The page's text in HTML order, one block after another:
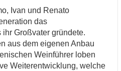
Ivan und Renato
das
Großvater gründete.
aus dem eigenen Anbau
Weinführer loben
Weiterentwicklung, welche